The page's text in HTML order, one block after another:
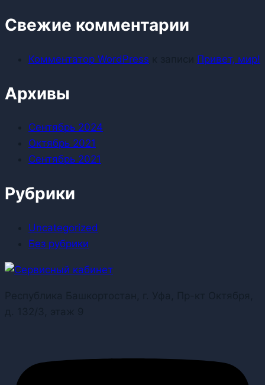
Свежие комментарии
Комментатор WordPress Привет, мир!
Архивы
Сентябрь 2024
Октябрь 2021
Сентябрь 2021
Рубрики
Uncategorized
Без рубрики